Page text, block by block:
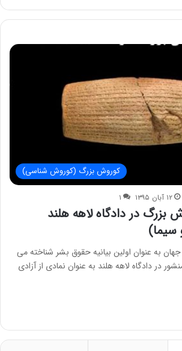
کوروش بزرگ (کوروش شناسی)
۱۲ آبان ۱۳۹۵ ۱
بزرگ در دادگاه لاهه هلند
سیما)
به عنوان اولین بیانیه حقوق بشر شناخته می
در دادگاه لاهه هلند به عنوان نمادی از آزادی